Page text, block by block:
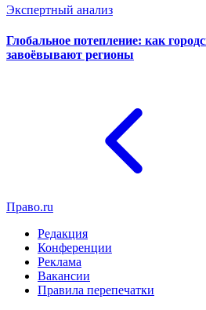
Экспертный анализ
Глобальное потепление: как
завоёвывают регионы
Право.ru
Редакция
Конференции
Реклама
Вакансии
Правила перепечатки